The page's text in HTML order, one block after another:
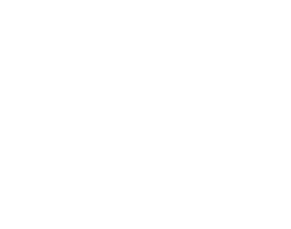
หรือสั่งทำโทร O8664277II